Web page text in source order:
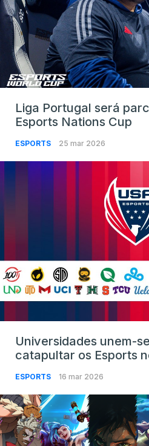
Liga Portugal será
Esports Nations Cup
ESPORTS 25 mar 2026
Universidades unem-
catapultar os Esports
ESPORTS 16 mar 2026